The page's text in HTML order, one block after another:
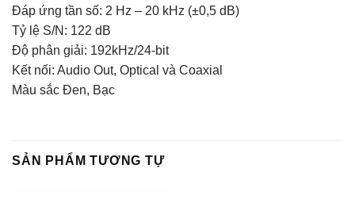
Đáp ứng tần số: 2 Hz – 20 kHz (±0,5 dB)
Tỷ lệ S/N: 122 dB
Độ phân giải: 192kHz/24-bit
Kết nối: Audio Out, Optical và Coaxial
Màu sắc Đen, Bạc
SẢN PHẨM TƯƠNG TỰ